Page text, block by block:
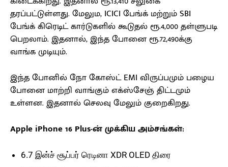
தரப்பட்டுள்ளது. மேலும, ICICI பேங்க் மற்றும் SBI
பேங்க் கிரெடிட் கார்டுகளில் கூடுதல் ரூ.4,000 தள்ளுபடி
பெறலாம். இதனால், இந்த போனை ரூ.72,490க்கு
வாங்க முடியும்.
இந்த போனில் நோ கோஸ்ட் EMI விருப்பமும் பழைய
போனை மாற்றி வாங்கும் எக்ஸ்சேஞ் திட்டமும்
உள்ளன. இதனால் செலவு மேலும் குறைகிறது.
Apple iPhone 16 Plus-ன் முக்கிய அம்சங்கள்:
6.7 இன்ச் சூப்பர் ரெடினா XDR OLED திரை